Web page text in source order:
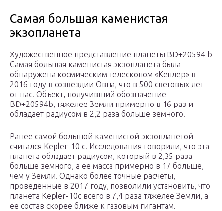
Самая большая каменистая
экзопланета
Художественное представление планеты BD+20594 b
Самая большая каменистая экзопланета была
обнаружена космическим телескопом «Кеплер» в
2016 году в созвездии Овна, что в 500 световых лет
от нас. Объект, получивший обозначение
BD+20594b, тяжелее Земли примерно в 16 раз и
обладает радиусом в 2,2 раза больше земного.
Ранее самой большой каменистой экзопланетой
считался Kepler-10 c. Исследования говорили, что эта
планета обладает радиусом, который в 2,35 раза
больше земного, а ее масса примерно в 17 больше,
чем у Земли. Однако более точные расчеты,
проведенные в 2017 году, позволили установить, что
планета Kepler-10c всего в 7,4 раза тяжелее Земли, а
ее состав скорее ближе к газовым гигантам.